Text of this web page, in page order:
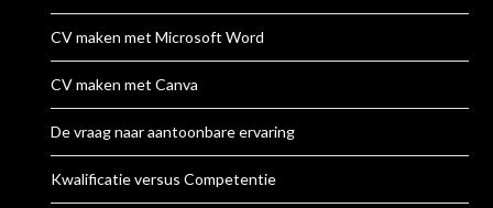
CV maken met Microsoft Word
CV maken met Canva
De vraag naar aantoonbare ervaring
Kwalificatie versus Competentie